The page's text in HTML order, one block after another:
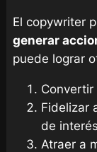
El copywriter
generar
puede lograr
Fidelizar
de interés
Atraer a